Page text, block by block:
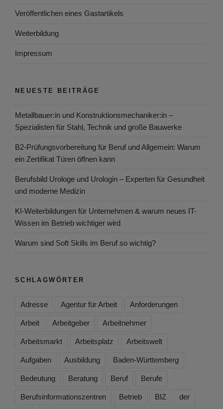
Veröffentlichen eines Gastartikels
Weiterbildung
Impressum
NEUESTE BEITRÄGE
Metallbauer:in und Konstruktionsmechaniker:in –
Spezialisten für Stahl, Technik und große Bauwerke
B2-Prüfungsvorbereitung für Beruf und Allgemein: Warum
ein Zertifikat Türen öffnen kann
Berufsbild Urologe und Urologin – Experten für Gesundheit
und moderne Medizin
KI-Weiterbildungen für Unternehmen & warum neues IT-
Wissen im Betrieb wichtiger wird
Warum sind Soft Skills im Beruf so wichtig?
SCHLAGWÖRTER
Adresse Agentur für Arbeit Anforderungen
Arbeit Arbeitgeber Arbeitnehmer
Arbeitsmarkt Arbeitsplatz Arbeitswelt
Aufgaben Ausbildung Baden-Württemberg
Bedeutung Beratung Beruf Berufe
Berufsinformationszentren Betrieb BIZ der